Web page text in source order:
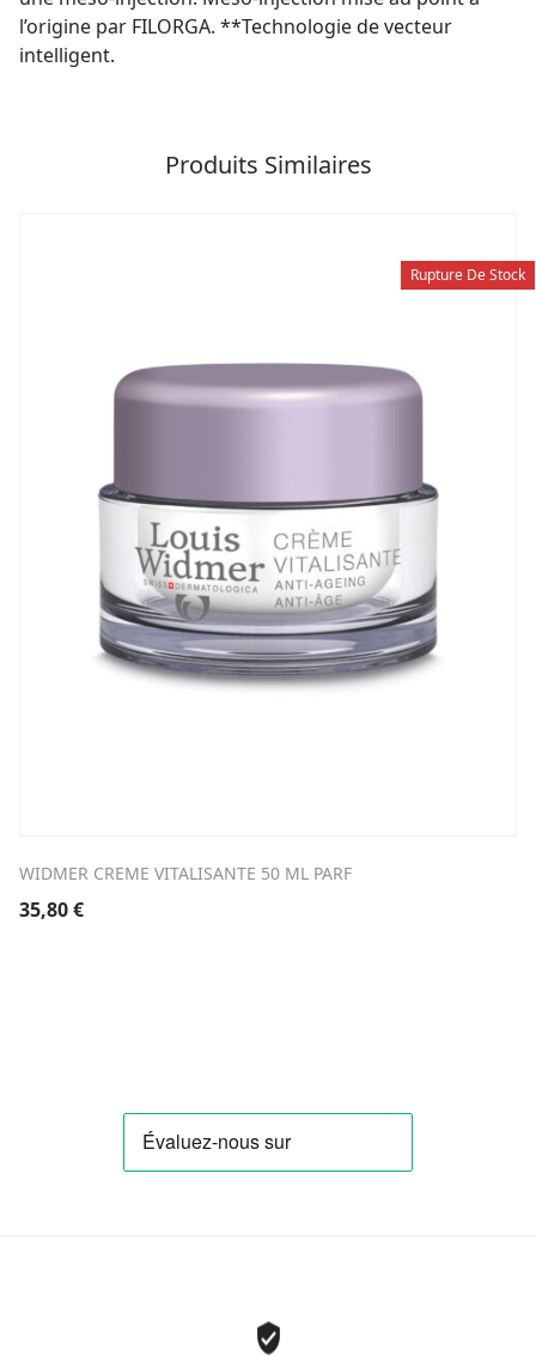
l’origine par FILORGA. **Technologie de vecteur
intelligent.
Produits Similaires
Rupture De Stock
WIDMER CREME VITALISANTE 50 ML PARF
35,80€